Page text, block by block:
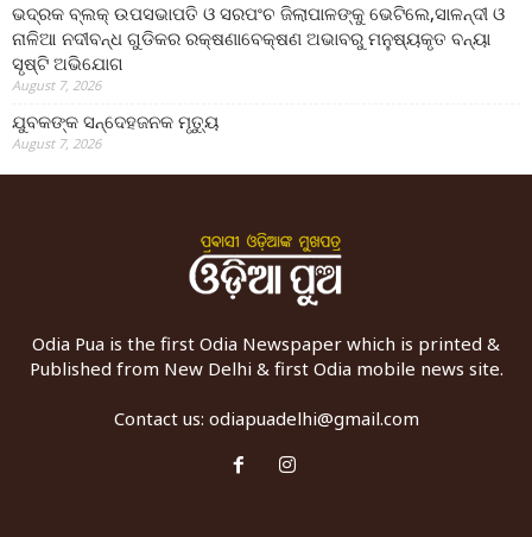
ଭଦ୍ରକ ବ୍ଲକ୍ ଉପସଭାପତି ଓ ସରପଂଚ ଜିଲାପାଳଙ୍କୁ ଭେଟିଲେ,ସାଳନ୍ଦୀ ଓ
ନାଳିଆ ନଦୀବନ୍ଧ ଗୁଡିକର ରକ୍ଷଣାବେକ୍ଷଣ ଅଭାବରୁ ମନୁଷ୍ୟକୃତ ବନ୍ୟା
ସୃଷ୍ଟି ଅଭିଯୋଗ
August 7, 2026
ଯୁବକଙ୍କ ସନ୍ଦେହଜନକ ମୃତ୍ୟୁ
August 7, 2026
Odia Pua is the first Odia Newspaper which is printed &
Published from New Delhi & first Odia mobile news site.
Contact us: odiapuadelhi@gmail.com